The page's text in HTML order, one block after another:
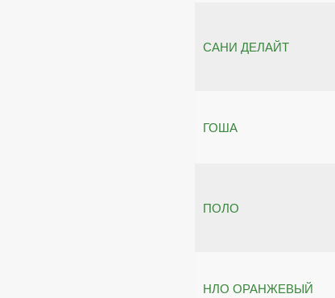
САНИ ДЕЛАЙТ
ГОША
ПОЛО
НЛО ОРАНЖЕВЫЙ